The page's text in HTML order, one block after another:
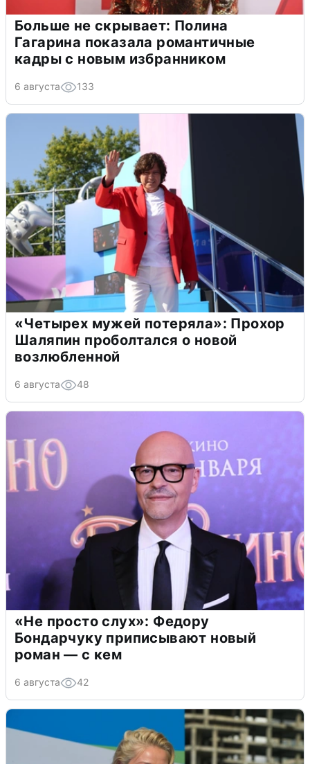
Больше не скрывает: Полина
Гагарина показала романтичные
кадры с новым избранником
6 августа 133
«Четырех мужей потеряла»: Прохор
Шаляпин проболтался о новой
возлюбленной
6 августа 48
«Не просто слух»: Федору
Бондарчуку приписывают новый
роман — с кем
6 августа 42